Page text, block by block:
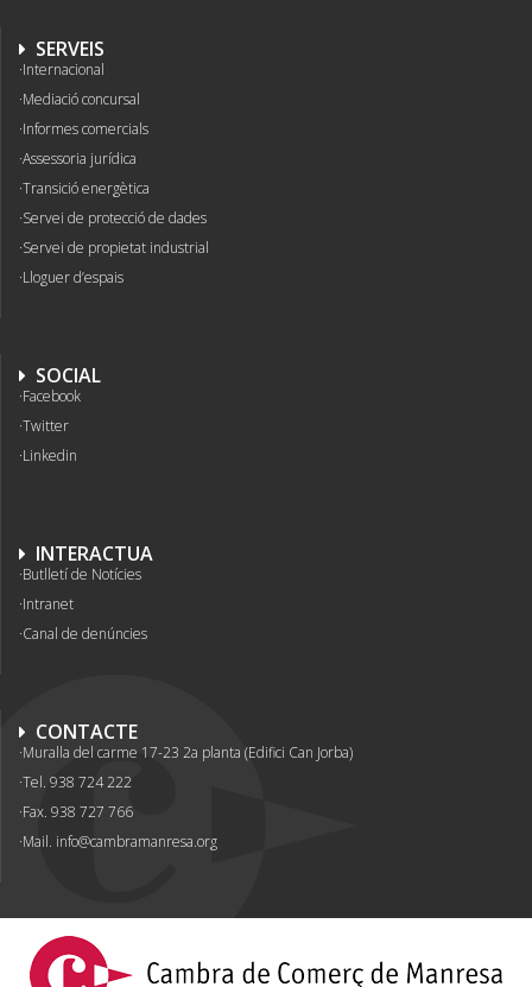
SERVEIS
Internacional
Mediació concursal
Informes comercials
Assessoria jurídica
Transició energètica
Servei de protecció de dades
Servei de propietat industrial
Lloguer d’espais
SOCIAL
Facebook
Twitter
Linkedin
INTERACTUA
Butlletí de Notícies
Intranet
Canal de denúncies
CONTACTE
Muralla del carme 17-23 2a planta (Edifici Can Jorba)
Tel. 938 724 222
Fax. 938 727 766
Mail. info@cambramanresa.org